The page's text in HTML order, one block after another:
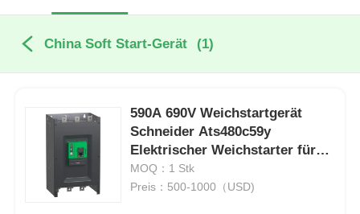
China Soft Start-Gerät (1)
590A 690V Weichstartgerät
Schneider Ats480c59y
Elektrischer Weichstarter für
Industrie
MOQ：1 Stk
Preis：500-1000（USD)